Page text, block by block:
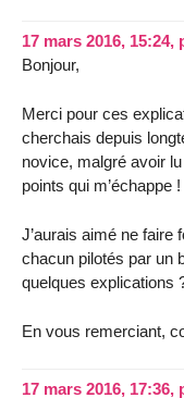
17 mars 2016, 15:24,
Bonjour,
Merci pour ces
cherchais depuis
novice, malgré avoir
points qui m’échappe !
J’aurais aimé ne faire
chacun pilotés par un
quelques explications
En vous remerciant,
17 mars 2016, 17:36,